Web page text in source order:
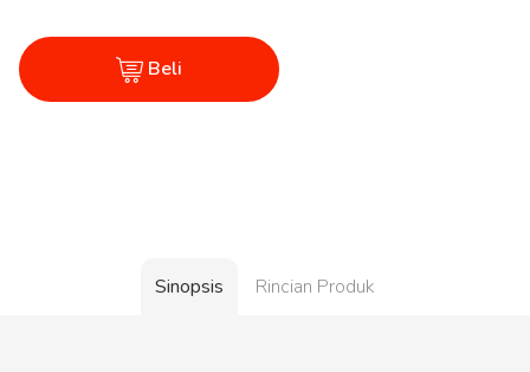
Beli
Sinopsis Rincian Produk